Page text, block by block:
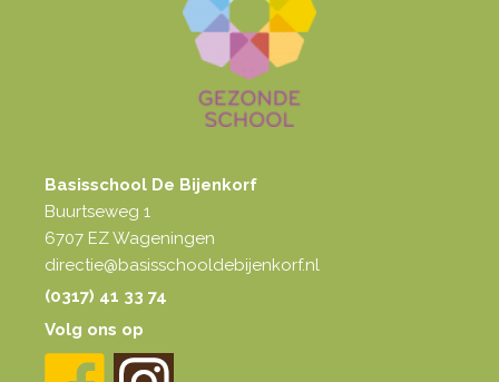
Basisschool De Bijenkorf
Buurtseweg 1
6707 EZ Wageningen
directie@basisschooldebijenkorf.nl
(0317) 41 33 74
Volg ons op